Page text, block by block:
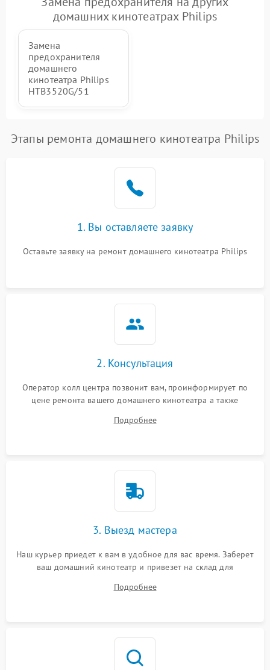
домашних кинотеатрах Philips
Замена
предохранителя
домашнего
кинотеатра Philips
HTB3520G/51
Этапы ремонта домашнего кинотеатра Philips
1. Вы оставляете заявку
Оставьте заявку на ремонт домашнего кинотеатра Philips
2. Консультация
Оператор колл центра позвонит вам, проинформирует по
цене ремонта вашего домашнего кинотеатра а также
Подробнее
3. Выезд мастера
Наш курьер приедет к вам в удобное для вас время. Заберет
ваш домашний кинотеатр и привезет на склад для
Подробнее